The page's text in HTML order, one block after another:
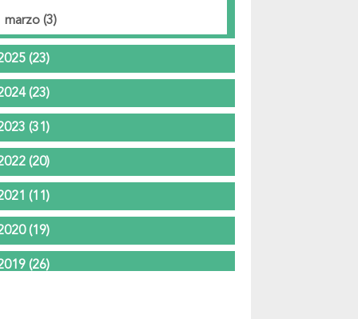
marzo(3)
(23)
(23)
(31)
(20)
(11)
(19)
(26)